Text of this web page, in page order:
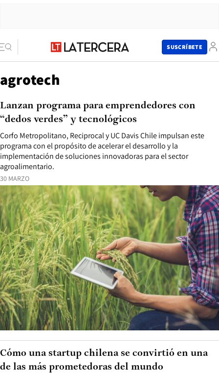
SUSCRÍBETE
agrotech
30 MARZO
Corfo Metropolitano, Reciprocal y UC Davis Chile impulsan este
programa con el propósito de acelerar el desarrollo y la
implementación de soluciones innovadoras para el sector
agroalimentario.
Lanzan programa para emprendedores con
“dedos verdes” y tecnológicos
Cómo una startup chilena se convirtió en una
de las más prometedoras del mundo